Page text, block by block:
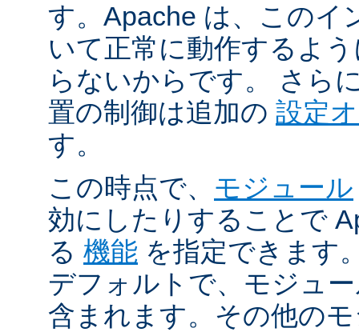
す。Apache は、このイ
いて正常に動作するよ
らないからです。 さら
置の制御は追加の 設定
す。
この時点で、 モジュール
効にしたりすることで
る 機能 を指定できます
デフォルトで、モジュ
含まれます。その他の